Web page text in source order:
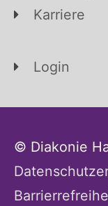
Karriere
Login
© Diakonie